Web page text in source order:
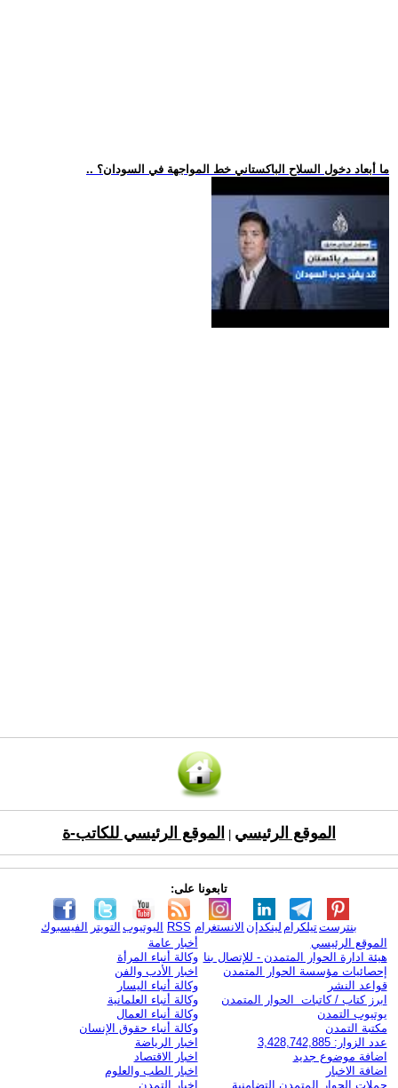
.. ما أبعاد دخول السلاح الباكستاني خط المواجهة في السودان؟
الموقع الرئيسي الموقع الرئيسي للكاتب-ة
تابعونا على:
الفيسبوك التويتر اليوتيوب RSS الانستغرام لينكدإن تيلكرامبنترست
الموقع الرئيسي
هيئة ادارة الحوار المتمدن - للإتصال بنا
إحصائيات مؤسسة الحوار المتمدن
قواعد النشر
ابرز كتاب / كاتبات الحوار المتمدن
يوتيوب التمدن
مكتبة التمدن
عدد الزوار: 3,428,742,885
اضافة موضوع جديد
اضافة الاخبار
حملات الحوار المتمدن التضامنية
أخبار عامة
وكالة أنباء المرأة
اخبار الأدب والفن
وكالة أنباء اليسار
وكالة أنباء العلمانية
وكالة أنباء العمال
وكالة أنباء حقوق الإنسان
اخبار الرياضة
اخبار الاقتصاد
اخبار الطب والعلوم
اخبار التمدن